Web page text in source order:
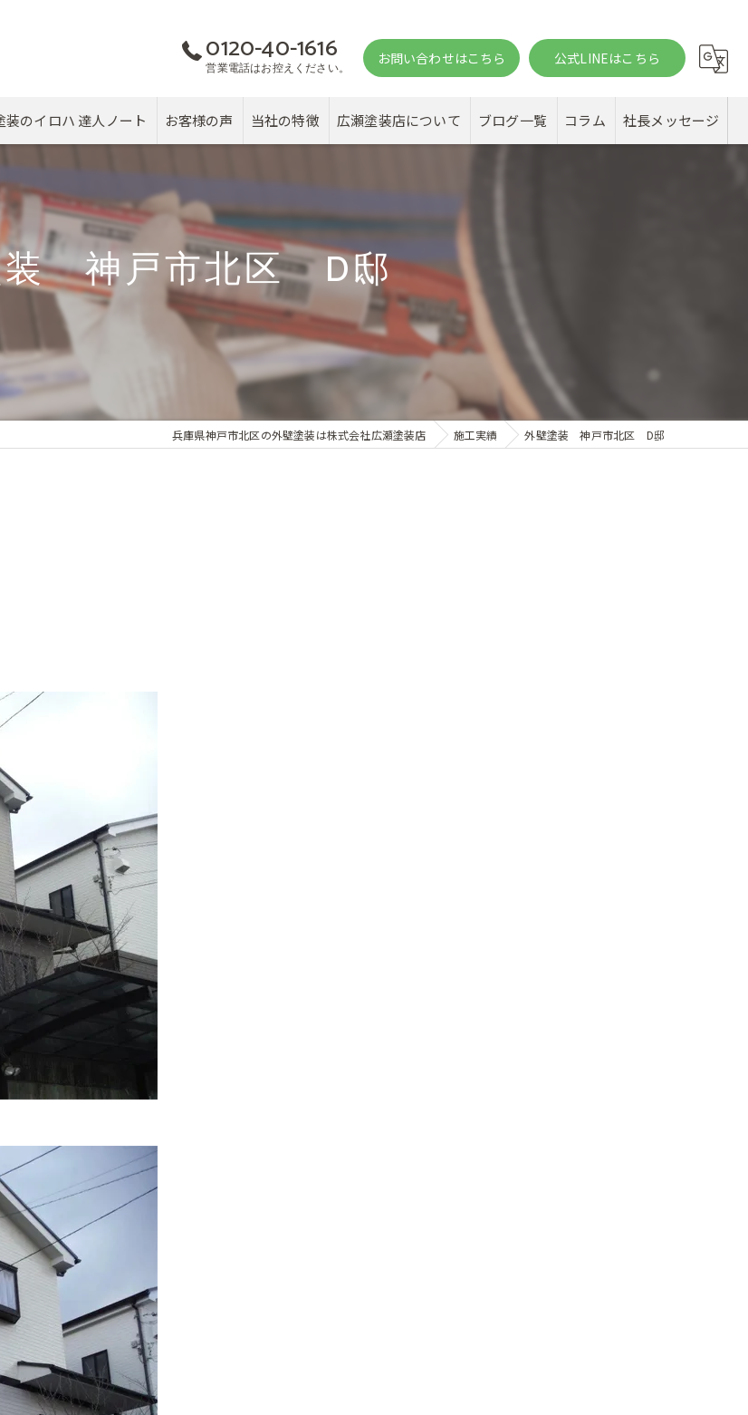
0120-40-1616
営業電話はお控えください。
お問い合わせはこちら 公式LINEはこちら
装のイロハ 達人ノート お客様の声 当社の特徴
屋根
カバー工法
塗り替え
雨漏り
戸建て
広瀬塗装店について ブログ一覧 コラム 社長メッセージ
装 神戸市北区 D邸
兵庫県神戸市北区の外壁塗装は株式会社広瀬塗装店 施工実績 外壁塗装 神戸市北区 D邸